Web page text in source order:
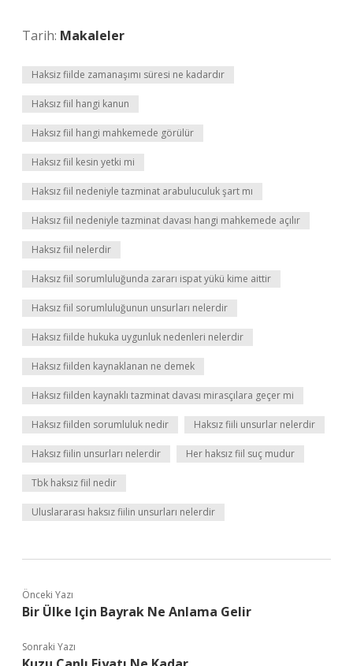
Tarih: Makaleler
Haksiz fiilde zamanaşımı süresi ne kadardır
Haksız fiil hangi kanun
Haksız fiil hangi mahkemede görülür
Haksız fiil kesin yetki mi
Haksız fiil nedeniyle tazminat arabuluculuk şart mı
Haksız fiil nedeniyle tazminat davası hangi mahkemede açılır
Haksız fiil nelerdir
Haksız fiil sorumluluğunda zararı ispat yükü kime aittir
Haksız fiil sorumluluğunun unsurları nelerdir
Haksız fiilde hukuka uygunluk nedenleri nelerdir
Haksız fiilden kaynaklanan ne demek
Haksız fiilden kaynaklı tazminat davası mirasçılara geçer mi
Haksız fiilden sorumluluk nedir Haksız fiili unsurlar nelerdir
Haksız fiilin unsurları nelerdir Her haksız fiil suç mudur
Tbk haksız fiil nedir
Uluslararası haksız fiilin unsurları nelerdir
Önceki Yazı
Bir Ülke Için Bayrak Ne Anlama Gelir
Sonraki Yazı